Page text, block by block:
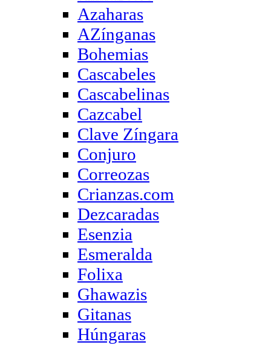
Azaharas
AZínganas
Bohemias
Cascabeles
Cascabelinas
Cazcabel
Clave Zíngara
Conjuro
Correozas
Crianzas.com
Dezcaradas
Esenzia
Esmeralda
Folixa
Ghawazis
Gitanas
Húngaras